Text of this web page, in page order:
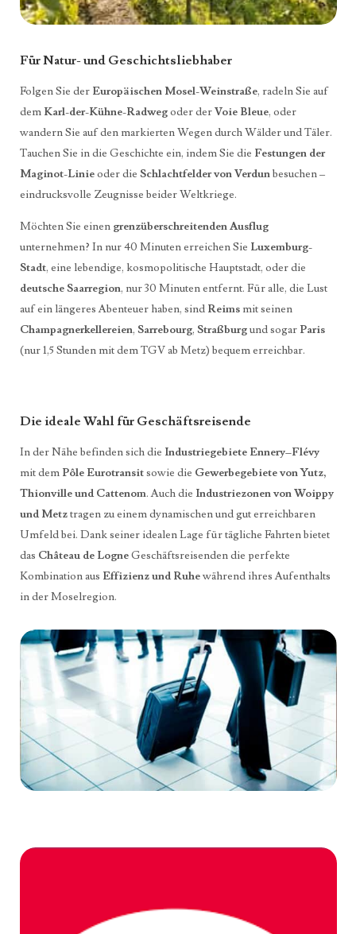
Für Natur- und Geschichtsliebhaber
Folgen Sie der Europäischen Mosel-Weinstraße, radeln Sie auf
dem Karl-der-Kühne-Radwegoder derVoie Bleue, oder
wandern Sie auf den markierten Wegen durch Wälder und Täler.
Tauchen Sie in die Geschichte ein, indem Sie die Festungen der
Maginot-Linieoder die Schlachtfelder von Verdunbesuchen –
eindrucksvolle Zeugnisse beider Weltkriege.
Möchten Sie einen grenzüberschreitenden Ausflug
unternehmen? In nur 40 Minuten erreichen Sie Luxemburg-
Stadt, eine lebendige, kosmopolitische Hauptstadt, oder die
deutsche Saarregion, nur 30 Minuten entfernt. Für alle, die Lust
auf ein längeres Abenteuer haben, sind Reimsmit seinen
Champagnerkellereien, Sarrebourg, Straßburgund sogar Paris
(nur 1,5 Stunden mit dem TGV ab Metz) bequem erreichbar.
Die ideale Wahl für Geschäftsreisende
In der Nähe befinden sich die Industriegebiete Ennery–Flévy
mit dem Pôle Eurotransitsowie die Gewerbegebiete von Yutz,
Thionville und Cattenom. Auch die Industriezonen von Woippy
und Metztragen zu einem dynamischen und gut erreichbaren
Umfeld bei. Dank seiner idealen Lage für tägliche Fahrten bietet
das Château de LogneGeschäftsreisenden die perfekte
Kombination aus Effizienz und Ruhewährend ihres Aufenthalts
in der Moselregion.